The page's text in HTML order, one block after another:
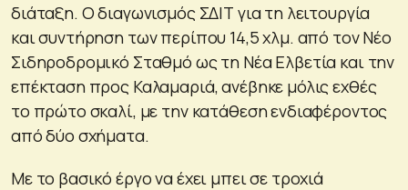
διάταξη. Ο διαγωνισμός ΣΔΙΤ για τη λειτουργία
και συντήρηση των περίπου 14,5 χλμ. από τον Νέο
Σιδηροδρομικό Σταθμό ως τη Νέα Ελβετία και την
επέκταση προς Καλαμαριά, ανέβηκε μόλις εχθές
το πρώτο σκαλί, με την κατάθεση ενδιαφέροντος
από δύο σχήματα.
Με το βασικό έργο να έχει μπει σε τροχιά